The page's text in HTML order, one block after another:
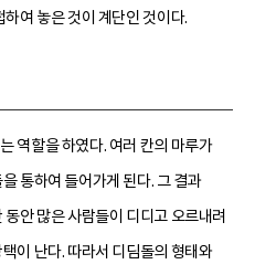
여 놓은 것이 계단인 것이다.
역할을 하였다. 여러 칸의 마루가
통하여 들어가게 된다. 그 결과
안 많은 사람들이 디디고 오르내려
이 난다. 따라서 디딤돌의 형태와